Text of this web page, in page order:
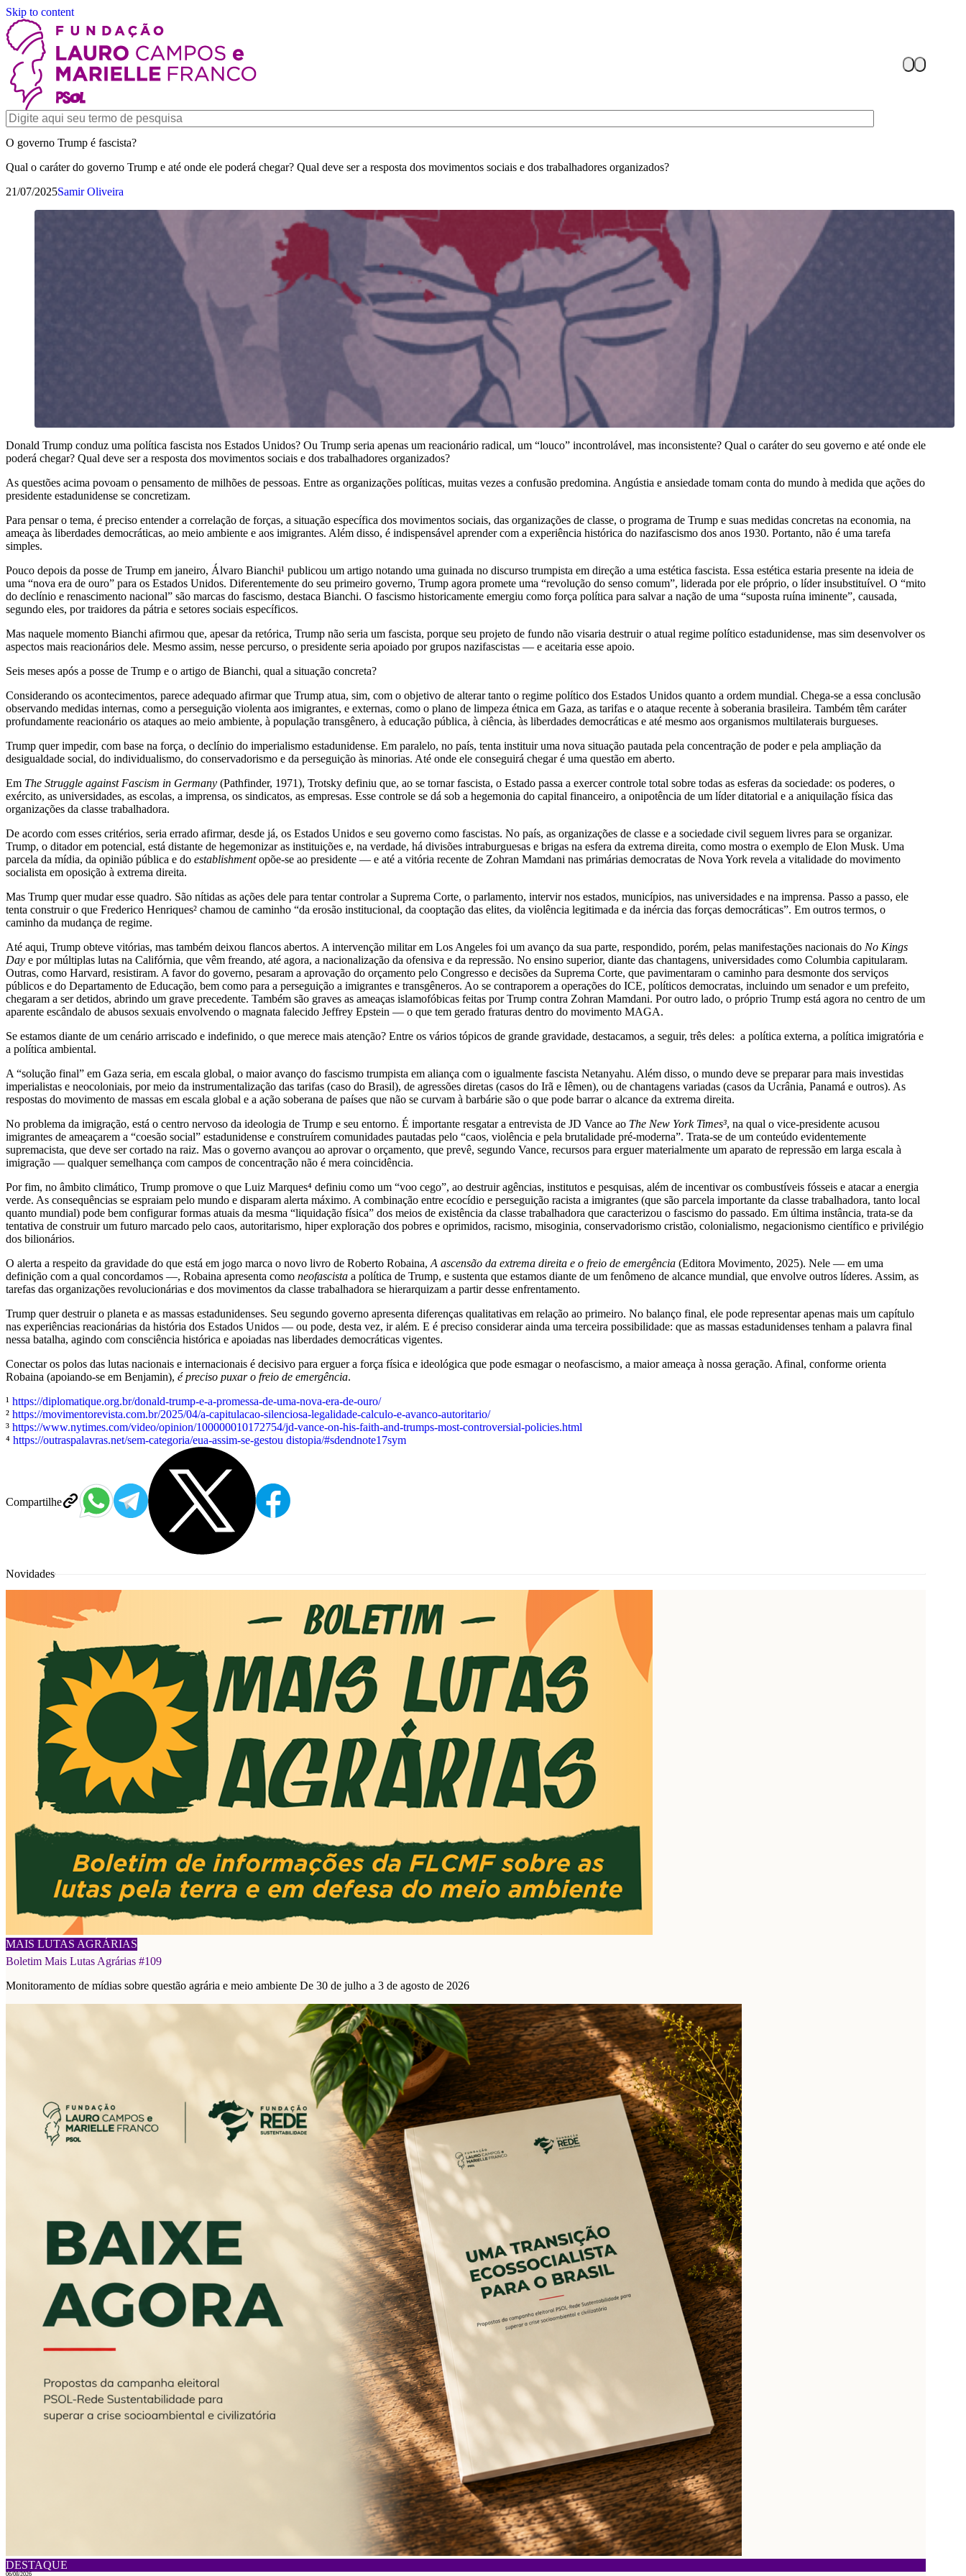
Skip to content
O governo Trump é fascista?
Qual o caráter do governo Trump e até onde ele poderá chegar? Qual deve ser a resposta dos movimentos sociais e dos trabalhadores organizados?
21/07/2025Samir Oliveira
Compartilhe
Donald Trump conduz uma política fascista nos Estados Unidos? Ou Trump seria apenas um reacionário radical, um “louco” incontrolável, mas inconsistente? Qual o caráter do seu governo e até onde ele
poderá chegar? Qual deve ser a resposta dos movimentos sociais e dos trabalhadores organizados?
As questões acima povoam o pensamento de milhões de pessoas. Entre as organizações políticas, muitas vezes a confusão predomina. Angústia e ansiedade tomam conta do mundo à medida que ações do
presidente estadunidense se concretizam.
Para pensar o tema, é preciso entender a correlação de forças, a situação específica dos movimentos sociais, das organizações de classe, o programa de Trump e suas medidas concretas na economia, na
ameaça às liberdades democráticas, ao meio ambiente e aos imigrantes. Além disso, é indispensável aprender com a experiência histórica do nazifascismo dos anos 1930. Portanto, não é uma tarefa
simples.
Pouco depois da posse de Trump em janeiro, Álvaro Bianchi¹ publicou um artigo notando uma guinada no discurso trumpista em direção a uma estética fascista. Essa estética estaria presente na ideia de
uma “nova era de ouro” para os Estados Unidos. Diferentemente do seu primeiro governo, Trump agora promete uma “revolução do senso comum”, liderada por ele próprio, o líder insubstituível. O “mito
do declínio e renascimento nacional” são marcas do fascismo, destaca Bianchi. O fascismo historicamente emergiu como força política para salvar a nação de uma “suposta ruína iminente”, causada,
segundo eles, por traidores da pátria e setores sociais específicos.
Mas naquele momento Bianchi afirmou que, apesar da retórica, Trump não seria um fascista, porque seu projeto de fundo não visaria destruir o atual regime político estadunidense, mas sim desenvolver os
aspectos mais reacionários dele. Mesmo assim, nesse percurso, o presidente seria apoiado por grupos nazifascistas — e aceitaria esse apoio.
Seis meses após a posse de Trump e o artigo de Bianchi, qual a situação concreta?
Considerando os acontecimentos, parece adequado afirmar que Trump atua, sim, com o objetivo de alterar tanto o regime político dos Estados Unidos quanto a ordem mundial. Chega-se a essa conclusão
observando medidas internas, como a perseguição violenta aos imigrantes, e externas, como o plano de limpeza étnica em Gaza, as tarifas e o ataque recente à soberania brasileira. Também têm caráter
profundamente reacionário os ataques ao meio ambiente, à população transgênero, à educação pública, à ciência, às liberdades democráticas e até mesmo aos organismos multilaterais burgueses.
Trump quer impedir, com base na força, o declínio do imperialismo estadunidense. Em paralelo, no país, tenta instituir uma nova situação pautada pela concentração de poder e pela ampliação da
desigualdade social, do individualismo, do conservadorismo e da perseguição às minorias. Até onde ele conseguirá chegar é uma questão em aberto.
Em The Struggle against Fascism in Germany (Pathfinder, 1971), Trotsky definiu que, ao se tornar fascista, o Estado passa a exercer controle total sobre todas as esferas da sociedade: os poderes, o
exército, as universidades, as escolas, a imprensa, os sindicatos, as empresas. Esse controle se dá sob a hegemonia do capital financeiro, a onipotência de um líder ditatorial e a aniquilação física das
organizações da classe trabalhadora.
De acordo com esses critérios, seria errado afirmar, desde já, os Estados Unidos e seu governo como fascistas. No país, as organizações de classe e a sociedade civil seguem livres para se organizar.
Trump, o ditador em potencial, está distante de hegemonizar as instituições e, na verdade, há divisões intraburguesas e brigas na esfera da extrema direita, como mostra o exemplo de Elon Musk. Uma
parcela da mídia, da opinião pública e do establishmentopõe-se ao presidente — e até a vitória recente de Zohran Mamdani nas primárias democratas de Nova York revela a vitalidade do movimento
socialista em oposição à extrema direita.
Mas Trump quer mudar esse quadro. São nítidas as ações dele para tentar controlar a Suprema Corte, o parlamento, intervir nos estados, municípios, nas universidades e na imprensa. Passo a passo, ele
tenta construir o que Frederico Henriques² chamou de caminho “da erosão institucional, da cooptação das elites, da violência legitimada e da inércia das forças democráticas”. Em outros termos, o
caminho da mudança de regime.
Até aqui, Trump obteve vitórias, mas também deixou flancos abertos. A intervenção militar em Los Angeles foi um avanço da sua parte, respondido, porém, pelas manifestações nacionais do No Kings
Day e por múltiplas lutas na Califórnia, que vêm freando, até agora, a nacionalização da ofensiva e da repressão. No ensino superior, diante das chantagens, universidades como Columbia capitularam.
Outras, como Harvard, resistiram. A favor do governo, pesaram a aprovação do orçamento pelo Congresso e decisões da Suprema Corte, que pavimentaram o caminho para desmonte dos serviços
públicos e do Departamento de Educação, bem como para a perseguição a imigrantes e transgêneros. Ao se contraporem a operações do ICE, políticos democratas, incluindo um senador e um prefeito,
chegaram a ser detidos, abrindo um grave precedente. Também são graves as ameaças islamofóbicas feitas por Trump contra Zohran Mamdani. Por outro lado, o próprio Trump está agora no centro de um
aparente escândalo de abusos sexuais envolvendo o magnata falecido Jeffrey Epstein — o que tem gerado fraturas dentro do movimento MAGA.
Se estamos diante de um cenário arriscado e indefinido, o que merece mais atenção? Entre os vários tópicos de grande gravidade, destacamos, a seguir, três deles: a política externa, a política imigratória e
a política ambiental.
A “solução final” em Gaza seria, em escala global, o maior avanço do fascismo trumpista em aliança com o igualmente fascista Netanyahu. Além disso, o mundo deve se preparar para mais investidas
imperialistas e neocoloniais, por meio da instrumentalização das tarifas (caso do Brasil), de agressões diretas (casos do Irã e Iêmen), ou de chantagens variadas (casos da Ucrânia, Panamá e outros). As
respostas do movimento de massas em escala global e a ação soberana de países que não se curvam à barbárie são o que pode barrar o alcance da extrema direita.
No problema da imigração, está o centro nervoso da ideologia de Trump e seu entorno. É importante resgatar a entrevista de JD Vance ao The New York Times³, na qual o vice-presidente acusou
imigrantes de ameaçarem a “coesão social” estadunidense e construírem comunidades pautadas pelo “caos, violência e pela brutalidade pré-moderna”. Trata-se de um conteúdo evidentemente
supremacista, que deve ser cortado na raiz. Mas o governo avançou ao aprovar o orçamento, que prevê, segundo Vance, recursos para erguer materialmente um aparato de repressão em larga escala à
imigração — qualquer semelhança com campos de concentração não é mera coincidência.
Por fim, no âmbito climático, Trump promove o que Luiz Marques⁴ definiu como um “voo cego”, ao destruir agências, institutos e pesquisas, além de incentivar os combustíveis fósseis e atacar a energia
verde. As consequências se espraiam pelo mundo e disparam alerta máximo. A combinação entre ecocídio e perseguição racista a imigrantes (que são parcela importante da classe trabalhadora, tanto local
quanto mundial) pode bem configurar formas atuais da mesma “liquidação física” dos meios de existência da classe trabalhadora que caracterizou o fascismo do passado. Em última instância, trata-se da
tentativa de construir um futuro marcado pelo caos, autoritarismo, hiper exploração dos pobres e oprimidos, racismo, misoginia, conservadorismo cristão, colonialismo, negacionismo científico e privilégio
dos bilionários.
O alerta a respeito da gravidade do que está em jogo marca o novo livro de Roberto Robaina, A ascensão da extrema direita e o freio de emergência (Editora Movimento, 2025). Nele — em uma
definição com a qual concordamos —, Robaina apresenta como neofascista a política de Trump, e sustenta que estamos diante de um fenômeno de alcance mundial, que envolve outros líderes. Assim, as
tarefas das organizações revolucionárias e dos movimentos da classe trabalhadora se hierarquizam a partir desse enfrentamento.
Trump quer destruir o planeta e as massas estadunidenses. Seu segundo governo apresenta diferenças qualitativas em relação ao primeiro. No balanço final, ele pode representar apenas mais um capítulo
nas experiências reacionárias da história dos Estados Unidos — ou pode, desta vez, ir além. E é preciso considerar ainda uma terceira possibilidade: que as massas estadunidenses tenham a palavra final
nessa batalha, agindo com consciência histórica e apoiadas nas liberdades democráticas vigentes.
Conectar os polos das lutas nacionais e internacionais é decisivo para erguer a força física e ideológica que pode esmagar o neofascismo, a maior ameaça à nossa geração. Afinal, conforme orienta
Robaina (apoiando-se em Benjamin), é preciso puxar o freio de emergência.
¹ https://diplomatique.org.br/donald-trump-e-a-promessa-de-uma-nova-era-de-ouro/
² https://movimentorevista.com.br/2025/04/a-capitulacao-silenciosa-legalidade-calculo-e-avanco-autoritario/
³ https://www.nytimes.com/video/opinion/100000010172754/jd-vance-on-his-faith-and-trumps-most-controversial-policies.html
⁴ https://outraspalavras.net/sem-categoria/eua-assim-se-gestou distopia/#sdendnote17sym
Novidades
MAIS LUTAS AGRÁRIAS
08/08/2026
Boletim Mais Lutas Agrárias #109
Monitoramento de mídias sobre questão agrária e meio ambiente De 30 de julho a 3 de agosto de 2026
DESTAQUE
06/08/2026